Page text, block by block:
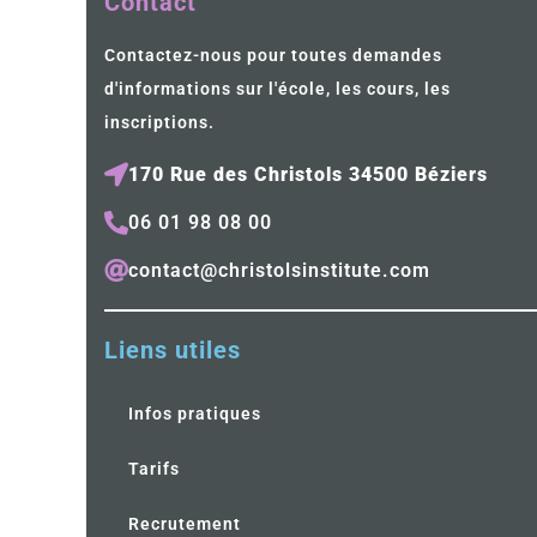
Contactez-nous pour toutes demandes
d'informations sur l'école, les cours, les
inscriptions.
170 Rue des Christols 34500 Béziers
06 01 98 08 00
contact@christolsinstitute.com
Liens utiles
Infos pratiques
Tarifs
Recrutement